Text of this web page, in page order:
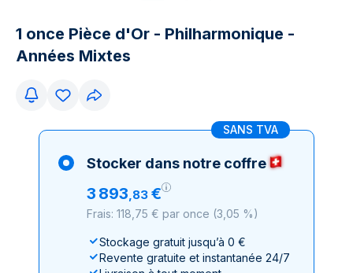
1 once Pièce d'Or - Philharmonique -
Années Mixtes
SANS TVA
Stocker dans notre coffre
3 893,83 €
Frais: 118,75 € par once (3,05 %)
Stockage gratuit jusqu’à 0 €
Revente gratuite et instantanée 24/7